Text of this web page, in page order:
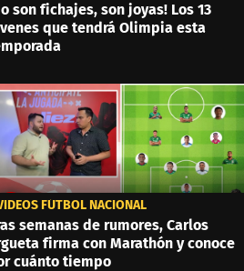
son fichajes, son joyas! Los 13
que tendrá Olimpia esta
FÚTBOL NACIONAL
semanas de rumores, Carlos
firma con Marathón y conoce
cuánto tiempo